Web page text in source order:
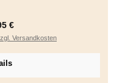
Preis:
€
Versandkosten